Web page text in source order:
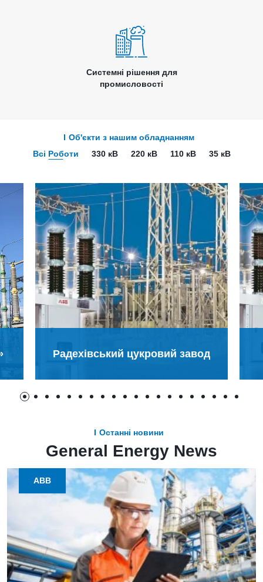
Системні рішення для
промисловості
Об'єкти з нашим обладнанням
Всі Роботи
330 кВ 220 кВ 110 кВ 35 кВ
Радехівський цукровий завод
Останні новини
General Energy News
ABB